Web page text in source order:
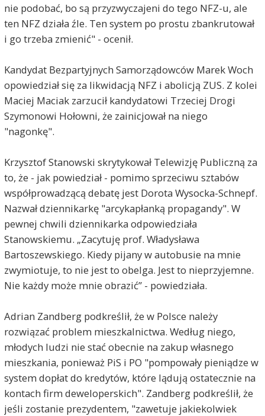
nie podobać, bo są przyzwyczajeni do tego NFZ-u, ale
ten NFZ działa źle. Ten system po prostu zbankrutował
i go trzeba zmienić" - ocenił.
Kandydat Bezpartyjnych Samorządowców Marek Woch
opowiedział się za likwidacją NFZ i abolicją ZUS. Z kolei
Maciej Maciak zarzucił kandydatowi Trzeciej Drogi
Szymonowi Hołowni, że zainicjował na niego
"nagonkę".
Krzysztof Stanowski skrytykował Telewizję Publiczną za
to, że - jak powiedział - pomimo sprzeciwu sztabów
współprowadzącą debatę jest Dorota Wysocka-Schnepf.
Nazwał dziennikarkę "arcykapłanką propagandy". W
pewnej chwili dziennikarka odpowiedziała
Stanowskiemu. „Zacytuję prof. Władysława
Bartoszewskiego. Kiedy pijany w autobusie na mnie
zwymiotuje, to nie jest to obelga. Jest to nieprzyjemne.
Nie każdy może mnie obrazić” - powiedziała.
Adrian Zandberg podkreślił, że w Polsce należy
rozwiązać problem mieszkalnictwa. Według niego,
młodych ludzi nie stać obecnie na zakup własnego
mieszkania, ponieważ PiS i PO "pompowały pieniądze w
system dopłat do kredytów, które lądują ostatecznie na
kontach firm deweloperskich". Zandberg podkreślił, że
jeśli zostanie prezydentem, "zawetuje jakiekolwiek